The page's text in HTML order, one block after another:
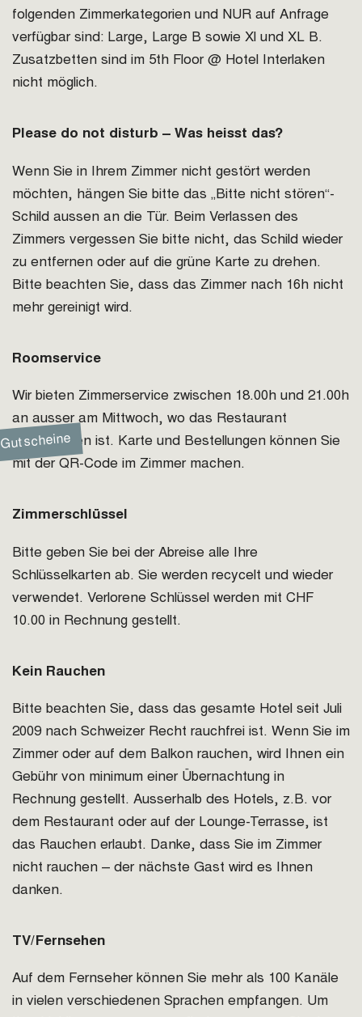
folgenden Zimmerkategorien und NUR auf Anfrage
verfügbar sind: Large, Large B sowie Xl und XL B.
Zusatzbetten sind im 5th Floor @ Hotel Interlaken
nicht möglich.
Please do not disturb – Was heisst das?
Wenn Sie in Ihrem Zimmer nicht gestört werden
möchten, hängen Sie bitte das „Bitte nicht stören“-
Schild aussen an die Tür. Beim Verlassen des
Zimmers vergessen Sie bitte nicht, das Schild wieder
zu entfernen oder auf die grüne Karte zu drehen.
Bitte beachten Sie, dass das Zimmer nach 16h nicht
mehr gereinigt wird.
Roomservice
Wir bieten Zimmerservice zwischen 18.00h und 21.00h
an ausser am Mittwoch, wo das Restaurant
geschlossen ist. Karte und Bestellungen können Sie
mit der QR-Code im Zimmer machen.
Zimmerschlüssel
Bitte geben Sie bei der Abreise alle Ihre
Schlüsselkarten ab. Sie werden recycelt und wieder
verwendet. Verlorene Schlüssel werden mit CHF
10.00 in Rechnung gestellt.
Kein Rauchen
Bitte beachten Sie, dass das gesamte Hotel seit Juli
2009 nach Schweizer Recht rauchfrei ist. Wenn Sie im
Zimmer oder auf dem Balkon rauchen, wird Ihnen ein
Gebühr von minimum einer Übernachtung in
Rechnung gestellt. Ausserhalb des Hotels, z.B. vor
dem Restaurant oder auf der Lounge-Terrasse, ist
das Rauchen erlaubt. Danke, dass Sie im Zimmer
nicht rauchen – der nächste Gast wird es Ihnen
danken.
TV/Fernsehen
Auf dem Fernseher können Sie mehr als 100 Kanäle
in vielen verschiedenen Sprachen empfangen. Um
Gutscheine